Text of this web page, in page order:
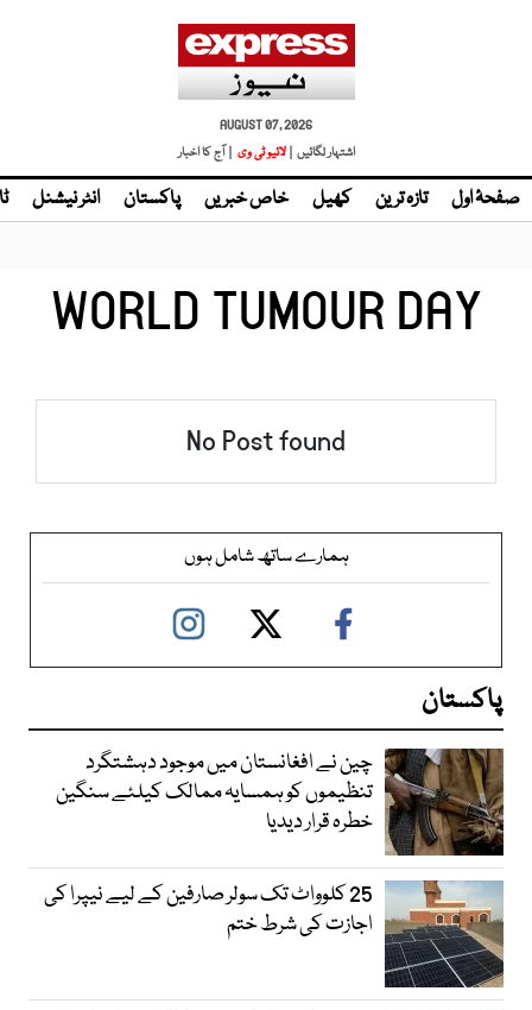
AUGUST 07, 2026
اشتہار لگائیں | لائیو ٹی وی | آج کا اخبار
صفحۂ اول تازہ ترین کھیل خاص خبریں پاکستان انٹر نیشنل
WORLD TUMOUR DAY
No Post found
ہمارے ساتھ شامل ہوں
پاکستان
چین نے افغانستان میں موجود دہشتگرد
تنظیموں کو ہمسایہ ممالک کیلئے سنگین
خطرہ قرار دیدیا
25 کلوواٹ تک سولر صارفین کے لیے نیپرا کی
اجازت کی شرط ختم